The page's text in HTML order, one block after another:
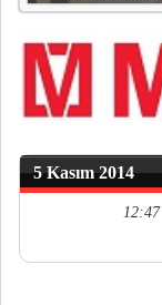
5 Kasım 2014
12:47